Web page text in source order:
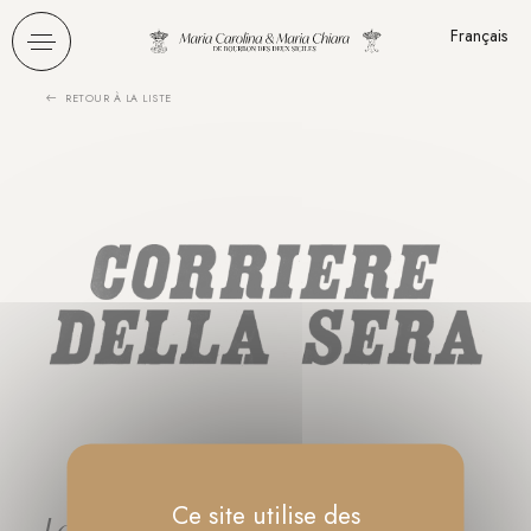
Français
RETOUR À LA LISTE
Ce site utilise des